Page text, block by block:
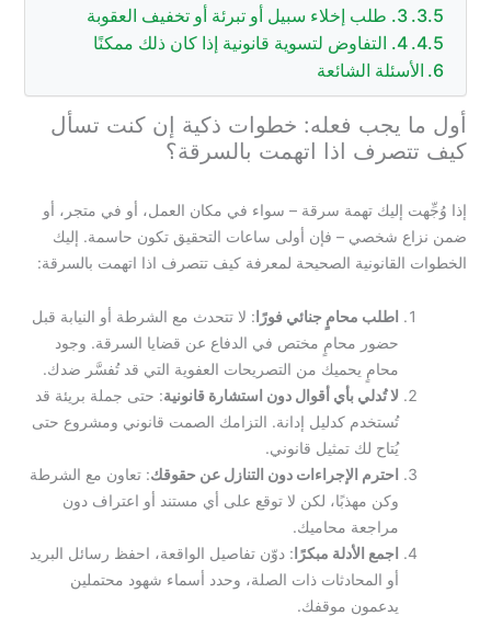
3. طلب إخلاء سبيل أو تبرئة أو تخفيف العقوبة
4. التفاوض لتسوية قانونية إذا كان ذلك ممكنًا
الأسئلة الشائعة
أول ما يجب فعله: خطوات ذكية إن كنت تسأل
كيف تتصرف اذا اتهمت بالسرقة؟
إذا وُجِّهت إليك تهمة سرقة – سواء في مكان العمل، أو في متجر، أو
ضمن نزاع شخصي – فإن أولى ساعات التحقيق تكون حاسمة. إليك
الخطوات القانونية الصحيحة لمعرفة كيف تتصرف اذا اتهمت بالسرقة:
اطلب محامٍ جنائي فورًا: لا تتحدث مع الشرطة أو النيابة قبل
حضور محامٍ مختص في الدفاع عن قضايا السرقة. وجود
محامٍ يحميك من التصريحات العفوية التي قد تُفسَّر ضدك.
لا تُدلي بأي أقوال دون استشارة قانونية: حتى جملة بريئة قد
تُستخدم كدليل إدانة. التزامك الصمت قانوني ومشروع حتى
يُتاح لك تمثيل قانوني.
احترم الإجراءات دون التنازل عن حقوقك: تعاون مع الشرطة
وكن مهذبًا، لكن لا توقع على أي مستند أو اعتراف دون
مراجعة محاميك.
اجمع الأدلة مبكرًا: دوّن تفاصيل الواقعة، احفظ رسائل البريد
أو المحادثات ذات الصلة، وحدد أسماء شهود محتملين
يدعمون موقفك.